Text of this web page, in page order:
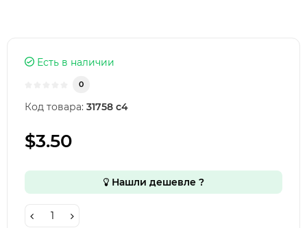
Есть в наличии
0
Код товара: 31758 с4
$3.50
Нашли дешевле ?